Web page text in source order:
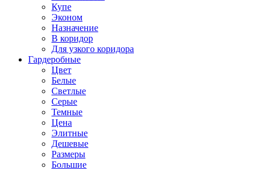
Купе
Эконом
Назначение
В коридор
Для узкого коридора
Гардеробные
Цвет
Белые
Светлые
Серые
Темные
Цена
Элитные
Дешевые
Размеры
Большие